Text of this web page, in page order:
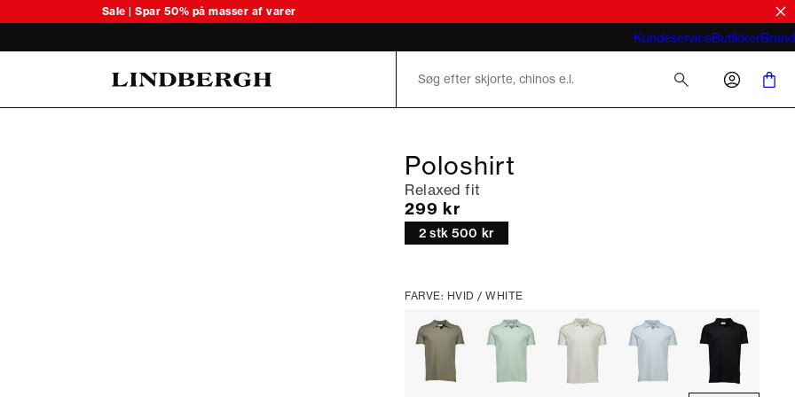
Sale | Spar 50% på masser af varer
KundeserviceButikkerBrand
Hvad betyder business casual for mænd
Poloshirt
Relaxed fit
I alt (inkl. rabat)
299 kr
2 stk 500 kr
FARVE: HVID / WHITE